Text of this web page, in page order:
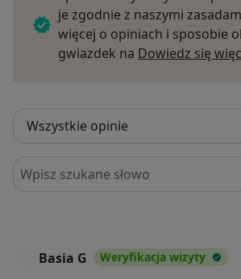
je zgodnie z naszymi
więcej o opiniach i sposobie
gwiazdek na Dowiedz się
Szukaj w opiniach
Basia G Weryfikacja wizyty